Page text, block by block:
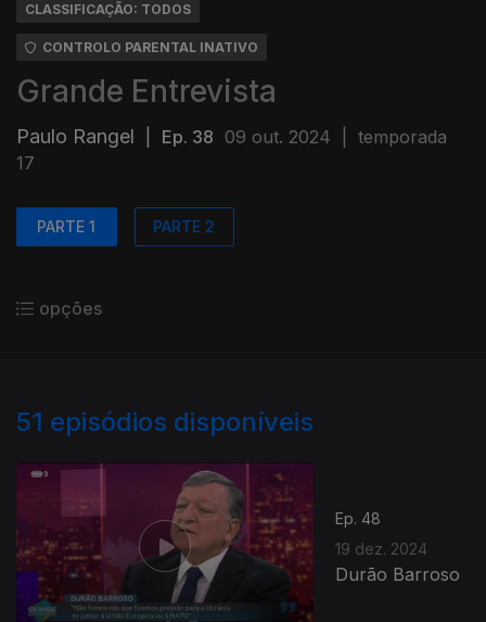
CLASSIFICAÇÃO: TODOS
CONTROLO PARENTAL INATIVO
Grande Entrevista
Paulo Rangel Ep. 38 09 out. 2024
temporada
17
PARTE 1 PARTE 2
opções
51 episódios disponíveis
Ep. 48
19 dez. 2024
Durão Barroso